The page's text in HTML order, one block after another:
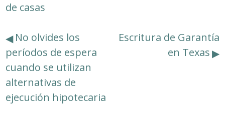
de casas
Navegación
de
entradas
No olvides los
períodos de espera
cuando se utilizan
alternativas de
ejecución hipotecaria
Escritura de Garantía
en Texas